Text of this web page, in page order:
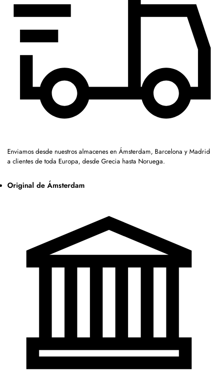
Enviamos desde nuestros almacenes en Ámsterdam, Barcelona y Madrid
a clientes de toda Europa, desde Grecia hasta Noruega.
Original de Ámsterdam